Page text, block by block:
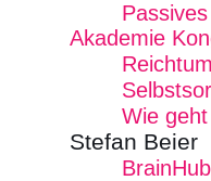
Akademie
Wie
Stefan Beier